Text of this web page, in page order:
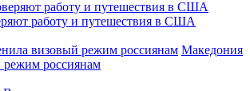
работу и путешествия в США
Македония
режим россиянам